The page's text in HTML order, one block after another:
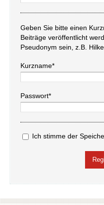
Geben Sie bitte einen
Beiträge veröffentlicht
Pseudonym sein, z.B.
Kurzname*
Passwort*
Ich stimme der